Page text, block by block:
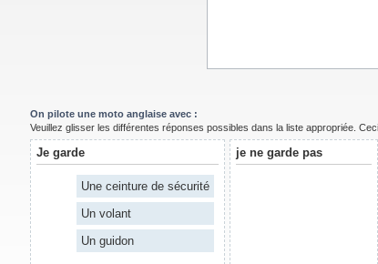
On pilote une moto anglaise avec :
Veuillez glisser les différentes réponses possibles dans la liste appropriée.
Je garde
Une ceinture de sécurité
Un volant
Un guidon
je ne garde pas